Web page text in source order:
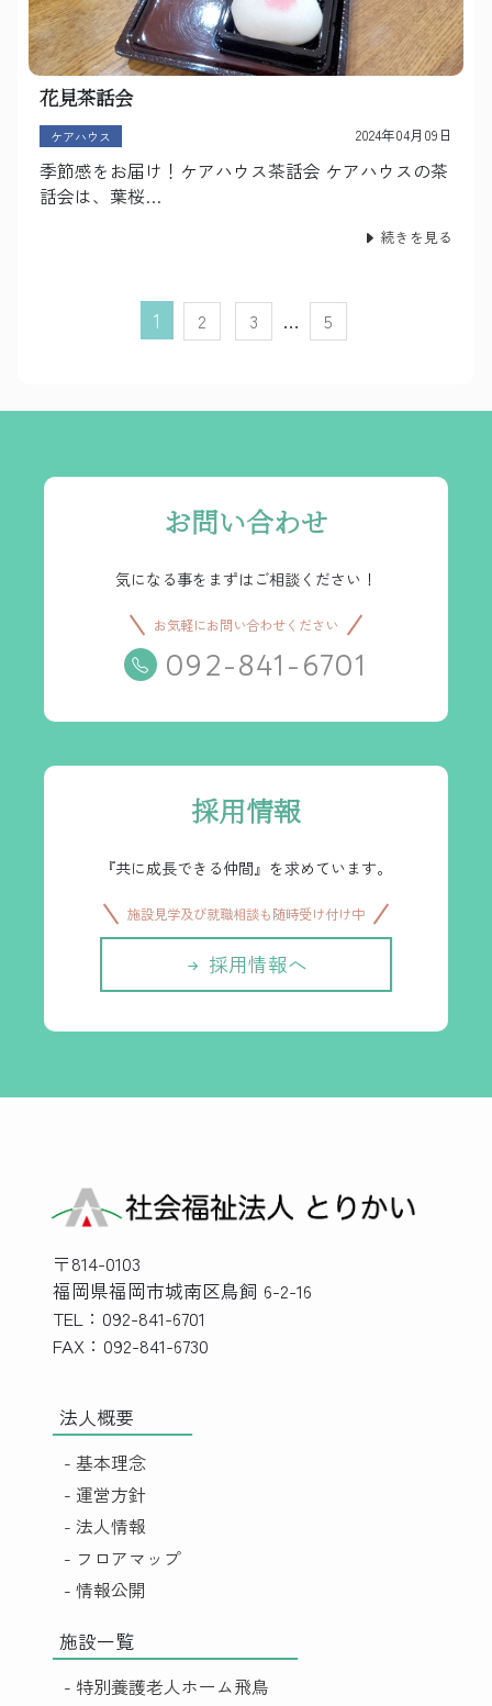
花見茶話会
ケアハウス 2024年04月09日
季節感をお届け！ケアハウス茶話会 ケアハウスの茶
話会は、葉桜…
続きを見る
投
稿
ペ
ジ
送
り
1 2 3 … 5
お問い合わせ
気になる事をまずはご相談ください！
お気軽にお問い合わせください
092-841-6701
採用情報
『共に成長できる仲間』を求めています。
施設見学及び就職相談も随時受け付け中
採用情報へ
〒814-0103
福岡県福岡市城南区鳥飼 6-2-16
TEL：092-841-6701
FAX：092-841-6730
法人概要
- 基本理念
- 運営方針
- 法人情報
- フロアマップ
- 情報公開
施設一覧
- 特別養護老人ホーム飛鳥